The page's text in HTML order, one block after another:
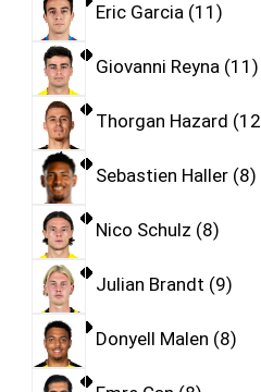
Eric Garcia 11
Giovanni Reyna 11
Thorgan Hazard 12
Sebastien Haller 8
Nico Schulz 8
Julian Brandt 9
Donyell Malen 8